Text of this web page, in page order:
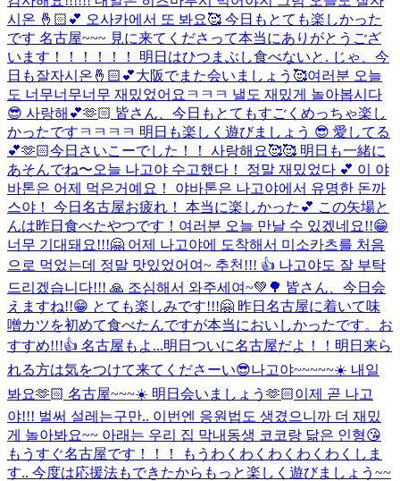
시온 🤞🏻💕 오사카에서 또 봐요🥰 今日もとても楽しかった
です 名古屋~~~ 見に来てくださって本当にありがとうござ
います！！！！！！ 明日はひつまぶし食べないと. じゃ、今
日も잘자시온🤞🏻💕大阪でまた会いましょう🥰여러분 오늘
도 너무너무너무 재밌었어요ㅋㅋㅋ 낼도 재밌게 놀아봅시다
😎 사랑해💕🫶🏻 皆さん、今日もとてもすごくめっちゃ楽し
かったですㅋㅋㅋㅋ 明日も楽しく遊びましょう 😎 愛してる
💕🫶🏻今日さいこーでした！！ 사랑해요🥰🥰 明日も一緒に
あそんでね〜오늘 나고야 수고했다！ 정말 재밌었다 💕 이 야
바톤은 어제 먹은거예요！ 야바톤은 나고야에서 유명한 돈까
스야！ 今日名古屋お疲れ！ 本当に楽しかった💕 この矢場と
んは昨日食べたやつです！ 여러분 오늘 만날 수 있겠네요!!😁
너무 기대돼요!!!🤗 어제 나고야에 도착해서 미소카츠를 처음
으로 먹었는데 정말 맛있었어여~ 추천!!! 👍 나고야도 잘 부탁
드리겠습니다!!! 🙏 조심해서 와주세여~💚🌳 皆さん、今日会
えますね!!😁 とても楽しみです!!!🤗 昨日名古屋に着いて味
噌カツを初めて食べたんですが本当においしかったです。お
すすめ!!!👍 名古屋もよ...明日ついに名古屋だよ！！明日来ら
れる方は気をつけて来てくださーい😎나고야~~~~~☀️ 내일
봐요🫶🏻 名古屋~~~☀️ 明日会いましょう🫶🏻이제 곧 나고
야!!! 벌써 설레는구만.. 이번엔 응원법도 생겼으니까 더 재밌
게 놀아봐요~~ 아래는 우리 집 막내동생 코코랑 닮은 인형😘
もうすぐ名古屋です！！！ もうわくわくわくわくわくしま
す.. 今度は応援法もできたからもっと楽しく遊びましょう~~